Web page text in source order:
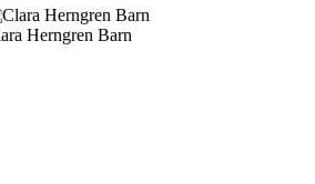
Herngren Barn